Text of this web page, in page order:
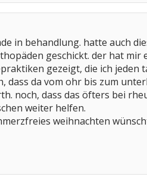
in behandlung. hatte auch
geschickt. der hat mir
gezeigt, die ich
dass da vom ohr bis zum
noch, dass das öfters bei
weiter helfen.
weihnachten